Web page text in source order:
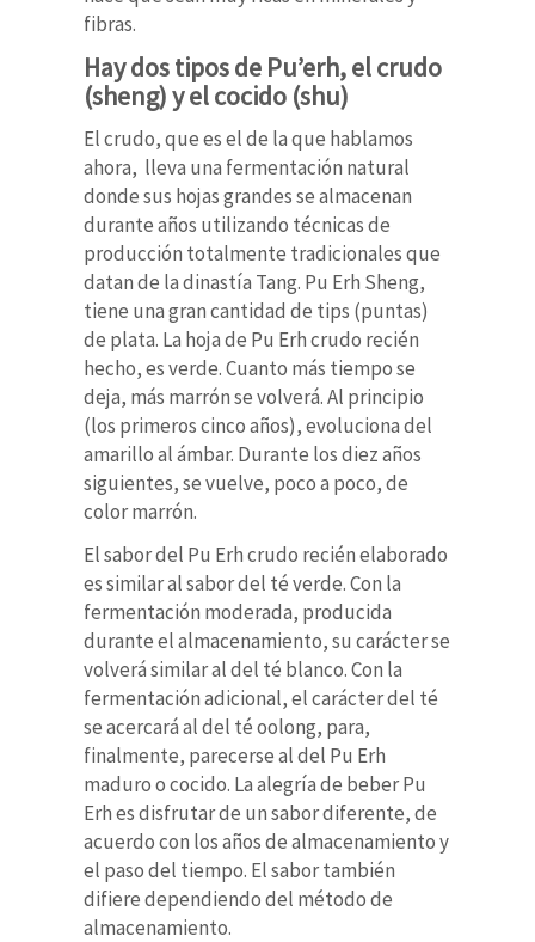
fibras.
Hay dos tipos de Pu’erh, el crudo
(sheng) y el cocido (shu)
El crudo, que es el de la que hablamos
ahora, lleva una fermentación natural
donde sus hojas grandes se almacenan
durante años utilizando técnicas de
producción totalmente tradicionales que
datan de la dinastía Tang. Pu Erh Sheng,
tiene una gran cantidad de tips (puntas)
de plata. La hoja de Pu Erh crudo recién
hecho, es verde. Cuanto más tiempo se
deja, más marrón se volverá. Al principio
(los primeros cinco años), evoluciona del
amarillo al ámbar. Durante los diez años
siguientes, se vuelve, poco a poco, de
color marrón.
El sabor del Pu Erh crudo recién elaborado
es similar al sabor del té verde. Con la
fermentación moderada, producida
durante el almacenamiento, su carácter se
volverá similar al del té blanco. Con la
fermentación adicional, el carácter del té
se acercará al del té oolong, para,
finalmente, parecerse al del Pu Erh
maduro o cocido. La alegría de beber Pu
Erh es disfrutar de un sabor diferente, de
acuerdo con los años de almacenamiento y
el paso del tiempo. El sabor también
difiere dependiendo del método de
almacenamiento.